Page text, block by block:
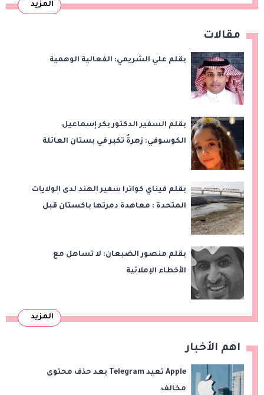
المزيد
مقالات
بقلم علي الشريمي: الفعالية الوهمية
بقلم السفير الدكتور بكر إسماعيل
الكوسوفي: زهرةٌ تكبر في بستان العائلة
بقلم فيناي كواترا سفير الهند لدى الولايات
المتحدة : معاهدة دمرتها باكستان قبل
بقلم منصور الضبعان: لا تساهل مع
الأخطاء الإملائية
المزيد
اهم الأخبار
Apple تعيد Telegram بعد حذف محتوى
مخالف